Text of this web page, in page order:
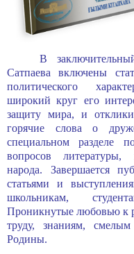
В
Сатпаева включены
политического
широкий круг его
защиту мира, и
горячие слова о
специальном разделе
вопросов литературы,
народа. Завершается
статьями и
школьникам,
Проникнутые любовью к
труду, знаниям,
Родины.